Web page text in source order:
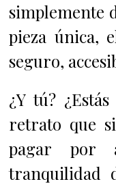
simplemente
pieza única,
seguro,
¿Y tú?
retrato que
pagar por
tranquilidad